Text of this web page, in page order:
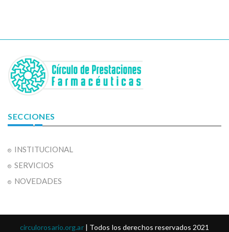
SECCIONES
INSTITUCIONAL
SERVICIOS
NOVEDADES
circulorosario.org.ar| Todos los derechos reservados 2021